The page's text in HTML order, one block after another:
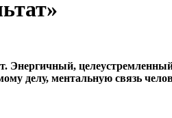
делу, ментальную связь